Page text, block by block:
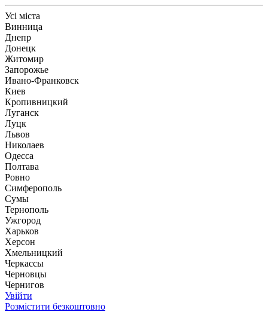
Усі міста
Винница
Днепр
Донецк
Житомир
Запорожье
Ивано-Франковск
Киев
Кропивницкий
Луганск
Луцк
Львов
Николаев
Одесса
Полтава
Ровно
Симферополь
Сумы
Тернополь
Ужгород
Харьков
Херсон
Хмельницкий
Черкассы
Чернoвцы
Чернигов
Увійти
Розмістити безкоштовно